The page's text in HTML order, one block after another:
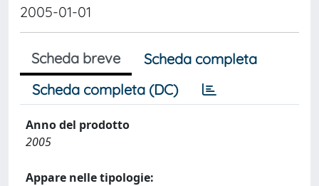
2005-01-01
Scheda breve
Scheda completa
Scheda completa (DC)
Anno del prodotto
2005
Appare nelle tipologie: